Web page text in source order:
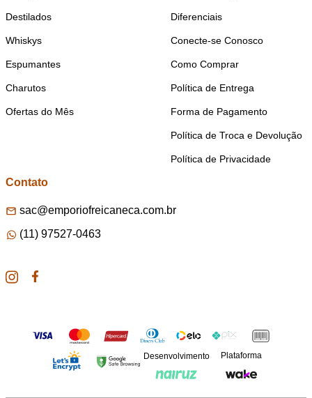
Destilados
Whiskys
Espumantes
Charutos
Ofertas do Mês
Diferenciais
Conecte-se Conosco
Como Comprar
Política de Entrega
Forma de Pagamento
Política de Troca e Devolução
Política de Privacidade
Contato
sac@emporiofreicaneca.com.br
(11) 97527-0463
Desenvolvimento Plataforma